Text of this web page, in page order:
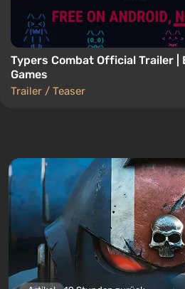
Typers Combat Official Trailer |
Games
Trailer / Teaser